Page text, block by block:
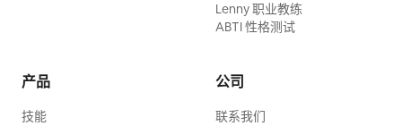
Lenny 职业教练
ABTI 性格测试
产品
技能
公司
联系我们